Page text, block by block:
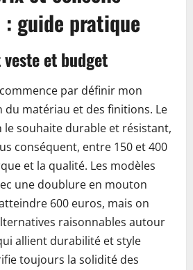
guide pratique
et budget
par définir mon
du matériau et des finitions. Le
le souhaite durable et résistant,
conséquent, entre 150 et 400
et la qualité. Les modèles
une doublure en mouton
600 euros, mais on
raisonnables autour
allient durabilité et style
toujours la solidité des